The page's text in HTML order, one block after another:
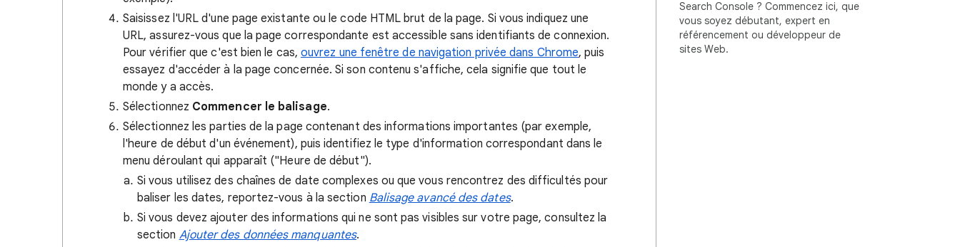
Saisissez l'URL d'une page existante ou le code HTML brut de la page. Si vous indiquez une
URL, assurez-vous que la page correspondante est accessible sans identifiants de connexion.
Pour vérifier que c'est bien le cas, ouvrez une fenêtre de navigation privée dans Chrome, puis
essayez d'accéder à la page concernée. Si son contenu s'affiche, cela signifie que tout le
monde y a accès.
Sélectionnez Commencer le balisage.
Sélectionnez les parties de la page contenant des informations importantes (par exemple,
l'heure de début d'un événement), puis identifiez le type d'information correspondant dans le
menu déroulant qui apparaît ("Heure de début").
Si vous utilisez des chaînes de date complexes ou que vous rencontrez des difficultés pour
baliser les dates, reportez-vous à la section Balisage avancé des dates.
Si vous devez ajouter des informations qui ne sont pas visibles sur votre page, consultez la
section Ajouter des données manquantes.
Search Console ? Commencez ici, que
vous soyez débutant, expert en
référencement ou développeur de
sites Web.